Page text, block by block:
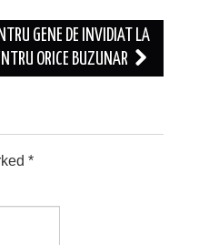
GENE DE INVIDIAT LA
ORICE BUZUNAR
*